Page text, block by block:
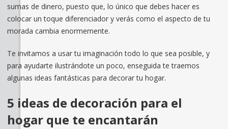
sumas de dinero, puesto que, lo único que debes hacer es
colocar un toque diferenciador y verás como el aspecto de tu
morada cambia enormemente.
Te invitamos a usar tu imaginación todo lo que sea posible, y
para ayudarte ilustrándote un poco, enseguida te traemos
algunas ideas fantásticas para decorar tu hogar.
5 ideas de decoración para el
hogar que te encantarán